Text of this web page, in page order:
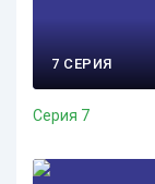
7 СЕРИЯ
Серия 7